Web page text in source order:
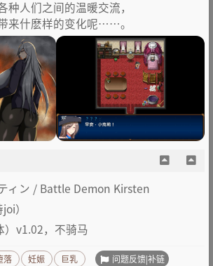
种人们之间的温暖交流，
来什麽样的变化呢……。
ィン / Battle Demon Kirsten
）
v1.02，不骑马
落 妊娠 巨乳 问题反馈|补链